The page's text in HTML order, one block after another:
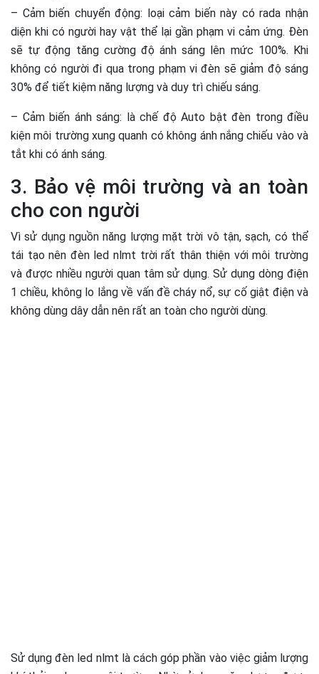
– Cảm biến chuyển động: loại cảm biến này có rada nhận
diện khi có người hay vật thể lại gần phạm vi cảm ứng. Đèn
sẽ tự động tăng cường độ ánh sáng lên mức 100%. Khi
không có người đi qua trong phạm vi đèn sẽ giảm độ sáng
30% để tiết kiệm năng lượng và duy trì chiếu sáng.
– Cảm biến ánh sáng: là chế độ Auto bật đèn trong điều
kiện môi trường xung quanh có không ánh nắng chiếu vào và
tắt khi có ánh sáng.
3. Bảo vệ môi trường và an toàn
cho con người
Vì sử dụng nguồn năng lượng mặt trời vô tận, sạch, có thể
tái tạo nên đèn led nlmt trời rất thân thiện với môi trường
và được nhiều người quan tâm sử dụng. Sử dụng dòng điện
1 chiều, không lo lắng về vấn đề cháy nổ, sự cố giật điện và
không dùng dây dẫn nên rất an toàn cho người dùng.
Sử dụng đèn led nlmt là cách góp phần vào việc giảm lượng